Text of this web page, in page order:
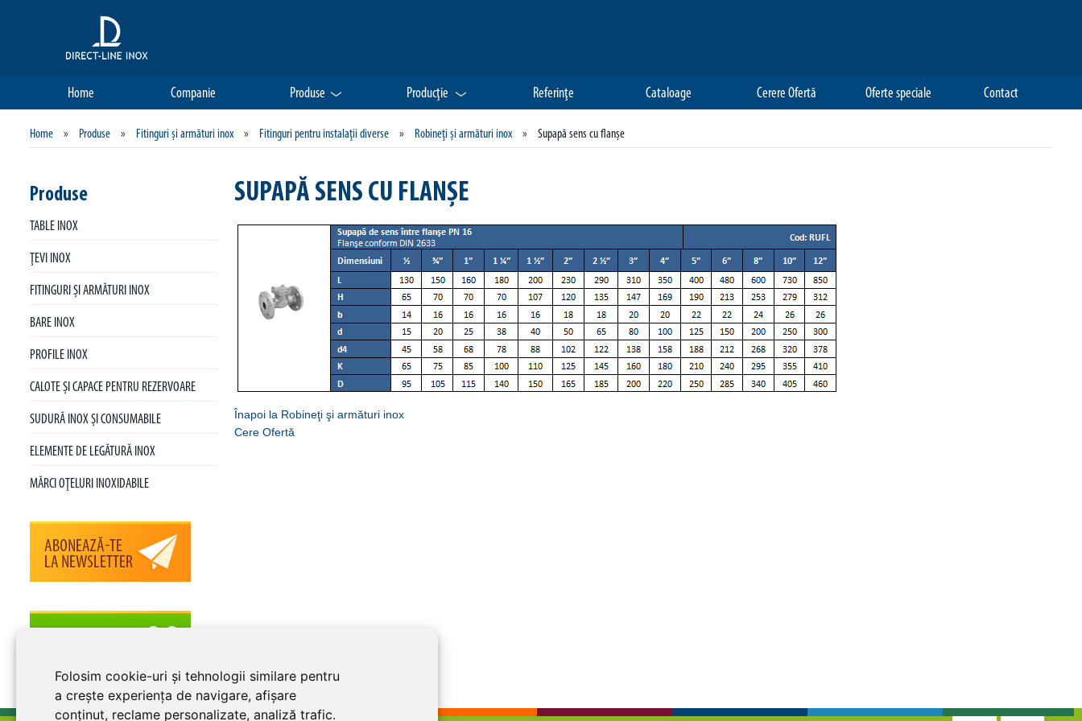
Folosim cookie-uri și tehnologii similare pentru
a crește experiența de navigare, afișare
conținut, reclame personalizate, analiză trafic.
Home Companie Produse Producţie Referinţe Cataloage Cerere Ofertă Oferte speciale Contact
Home » Produse » Fitinguri şi armături inox » Fitinguri pentru instalaţii diverse » Robineţi şi armături inox » Supapă sens cu flanşe
Produse
TABLE INOX
ŢEVI INOX
FITINGURI ŞI ARMĂTURI INOX
BARE INOX
PROFILE INOX
CALOTE ŞI CAPACE PENTRU REZERVOARE
SUDURĂ INOX ŞI CONSUMABILE
ELEMENTE DE LEGĂTURĂ INOX
MĂRCI OŢELURI INOXIDABILE
SUPAPĂ SENS CU FLANŞE
Înapoi la Robineţi şi armături inox
Cere Ofertă